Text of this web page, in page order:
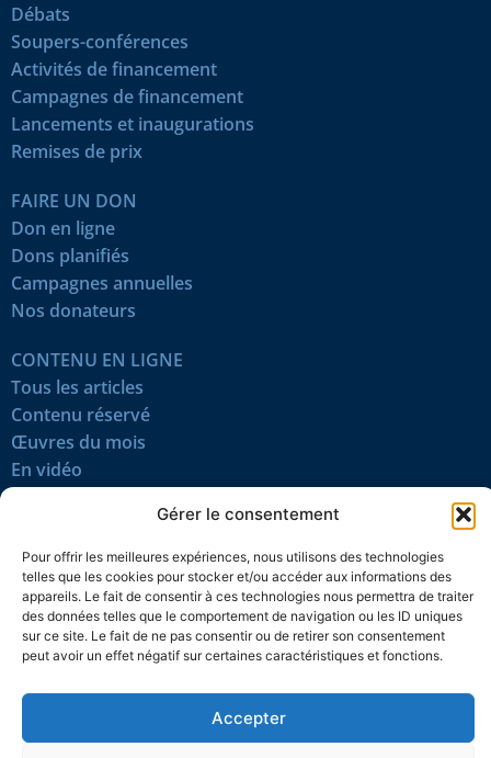
Gérer le consentement
Pour offrir les meilleures expériences, nous utilisons des technologies
telles que les cookies pour stocker et/ou accéder aux informations des
appareils. Le fait de consentir à ces technologies nous permettra de traiter
des données telles que le comportement de navigation ou les ID uniques
sur ce site. Le fait de ne pas consentir ou de retirer son consentement
peut avoir un effet négatif sur certaines caractéristiques et fonctions.
Accepter
Débats
Soupers-conférences
Activités de financement
Campagnes de financement
Lancements et inaugurations
Remises de prix
FAIRE UN DON
Don en ligne
Dons planifiés
Campagnes annuelles
Nos donateurs
CONTENU EN LIGNE
Tous les articles
Contenu réservé
Œuvres du mois
En vidéo
SUIVEZ-NOUS